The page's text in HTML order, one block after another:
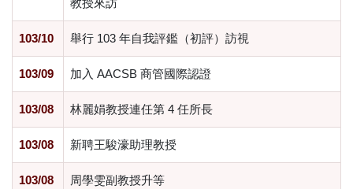
教授來訪
103/10 舉行 103 年自我評鑑（初評）訪視
103/09 加入 AACSB商管國際認證
103/08 林麗娟教授連任第 4 任所長
103/08 新聘王駿濠助理教授
103/08 周學雯副教授升等